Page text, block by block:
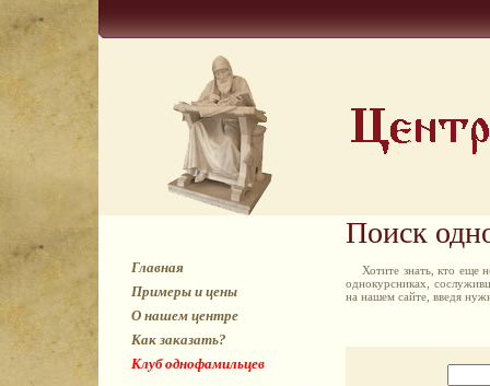
Главная
Примеры и цены
О нашем центре
Как заказать?
Клуб однофамильцев
Поиск
Хотите знать, кто еще
однокурсниках,
на нашем сайте, введя